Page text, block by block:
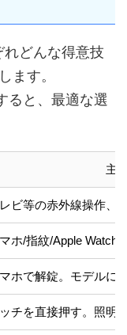
どんな得意技
ます。
ると、最適な選
主
ビ等の赤外線操作、
ホ/指紋/Apple
ホで解錠。モデルに
チを直接押す。照明